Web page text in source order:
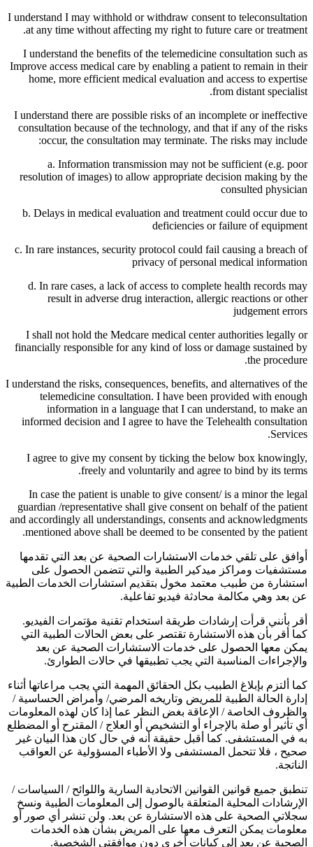
I understand I may withhold or withdraw consent to teleconsultation
at any time without affecting my right to future care or treatment.
I understand the benefits of the telemedicine consultation such as
Improve access medical care by enabling a patient to remain in their
home, more efficient medical evaluation and access to expertise
from distant specialist.
I understand there are possible risks of an incomplete or ineffective
consultation because of the technology, and that if any of the risks
occur, the consultation may terminate. The risks may include:
a. Information transmission may not be sufficient (e.g. poor
resolution of images) to allow appropriate decision making by the
consulted physician
b. Delays in medical evaluation and treatment could occur due to
deficiencies or failure of equipment
c. In rare instances, security protocol could fail causing a breach of
privacy of personal medical information
d. In rare cases, a lack of access to complete health records may
result in adverse drug interaction, allergic reactions or other
judgement errors
I shall not hold the Medcare medical center authorities legally or
financially responsible for any kind of loss or damage sustained by
the procedure.
I understand the risks, consequences, benefits, and alternatives of the
telemedicine consultation. I have been provided with enough
information in a language that I can understand, to make an
informed decision and I agree to have the Telehealth consultation
Services.
I agree to give my consent by ticking the below box knowingly,
freely and voluntarily and agree to bind by its terms.
In case the patient is unable to give consent/ is a minor the legal
guardian /representative shall give consent on behalf of the patient
and accordingly all understandings, consents and acknowledgments
mentioned above shall be deemed to be consented by the patient.
أوافق على تلقي خدمات الاستشارات الصحية عن بعد التي تقدمها
مستشفيات ومراكز ميدكير الطبية والتي تتضمن الحصول على
استشارة من طبيب معتمد مخول بتقديم استشارات الخدمات الطبية
عن بعد وهي مكالمة محادثة فيديو تفاعلية.
أقر بأنني قرأت إرشادات طريقة استخدام تقنية مؤتمرات الفيديو.
كما أقر بأن هذه الاستشارة تقتصر على بعض الحالات الطبية التي
يمكن معها الحصول على خدمات الاستشارات الصحية عن بعد
والإجراءات المناسبة التي يجب تطبيقها في حالات الطوارئ.
كما ألتزم بإبلاغ الطبيب بكل الحقائق المهمة التي يجب مراعاتها أثناء
إدارة الحالة الطبية للمريض وتاريخه المرضي/ وأمراض الحساسية /
والظروف الخاصة / الإعاقة بغض النظر عما إذا كان لهذه المعلومات
أي تأثير أو صلة بالإجراء أو التشخيص أو العلاج / المقترح أو المضطلع
به في المستشفى. كما أقبل حقيقة أنه في حال كان هذا البيان غير
صحيح ، فلا تتحمل المستشفى ولا الأطباء المسؤولية عن العواقب
الناتجة.
تنطبق جميع قوانين القوانين الاتحادية السارية واللوائح / السياسات /
الإرشادات المحلية المتعلقة بالوصول إلى المعلومات الطبية ونسخ
سجلاتي الصحية على هذه الاستشارة عن بعد. ولن تنشر أي صور أو
معلومات يمكن التعرف معها على المريض بشأن هذه الخدمات
الصحية عن بعد إلى كيانات أخرى دون موافقتي الشخصية.